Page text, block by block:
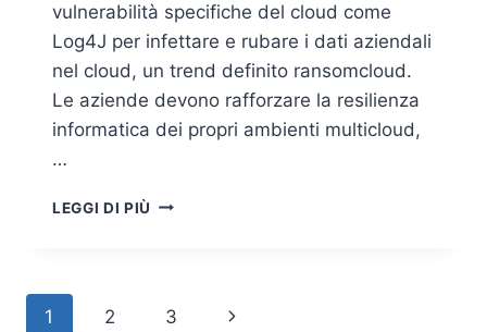
vulnerabilità specifiche del cloud come
Log4J per infettare e rubare i dati aziendali
nel cloud, un trend definito ransomcloud.
Le aziende devono rafforzare la resilienza
informatica dei propri ambienti multicloud,
…
LEGGI DI PIÙ RANSOMCLOUD:
MINACCIA
Navigazione
1 2 3
Pagina